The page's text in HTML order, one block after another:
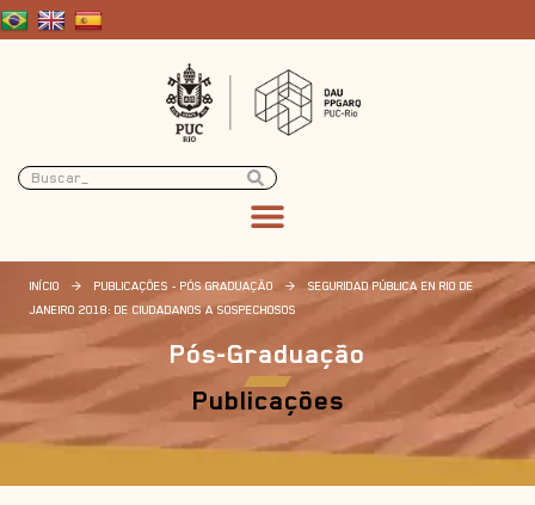
INÍCIO > PUBLICAÇÕES - PÓS GRADUAÇÃO >
SEGURIDAD PÚBLICA EN RIO DE
JANEIRO 2018: DE CIUDADANOS A SOSPECHOSOS
Pós-Graduação
Publicações